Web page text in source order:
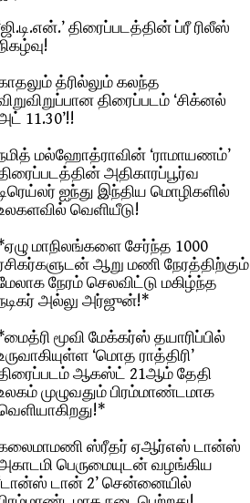
திரைப்படத்தின் ப்ரீ ரிலீஸ்
த்ரில்லும் கலந்த
திரைப்படம் ‘சிக்னல்
11.30’!!
மல்ஹோத்ராவின் ‘ராமாயணம்’
அதிகாரப்பூர்வ
ஐந்து இந்திய மொழிகளில்
வெளியீடு!
மாநிலங்களை சேர்ந்த 1000
ஆறு மணி நேரத்திற்கும்
நேரம் செலவிட்டு மகிழ்ந்த
அல்லு அர்ஜுன்!*
மூவி மேக்கர்ஸ் தயாரிப்பில்
‘மொத ராத்திரி’
ஆகஸ்ட் 21ஆம் தேதி
முழுவதும் பிரம்மாண்டமாக
ஸ்ரீதர் ஏஆர்எஸ் டான்ஸ்
பெருமையுடன் வழங்கிய
டான் 2’ சென்னையில்